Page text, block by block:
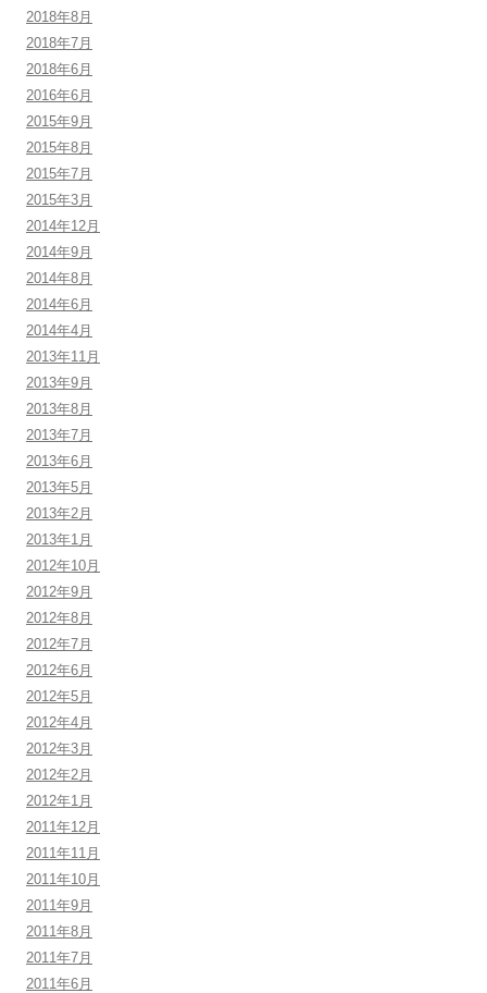
2018年8月
2018年7月
2018年6月
2016年6月
2015年9月
2015年8月
2015年7月
2015年3月
2014年12月
2014年9月
2014年8月
2014年6月
2014年4月
2013年11月
2013年9月
2013年8月
2013年7月
2013年6月
2013年5月
2013年2月
2013年1月
2012年10月
2012年9月
2012年8月
2012年7月
2012年6月
2012年5月
2012年4月
2012年3月
2012年2月
2012年1月
2011年12月
2011年11月
2011年10月
2011年9月
2011年8月
2011年7月
2011年6月